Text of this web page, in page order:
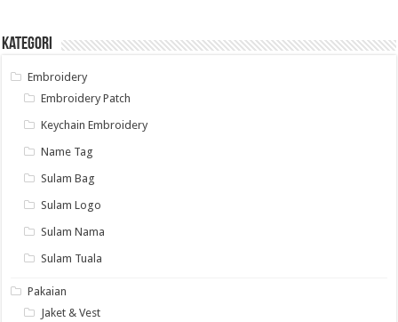
Kategori
Embroidery
Embroidery Patch
Keychain Embroidery
Name Tag
Sulam Bag
Sulam Logo
Sulam Nama
Sulam Tuala
Pakaian
Jaket & Vest